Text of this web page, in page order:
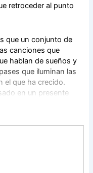
retroceder al punto
que un conjunto de
canciones que
hablan de sueños y
que iluminan las
el que ha crecido.
en un presente
enmudece cuando
buzón, que lo obliga a
sí mismo.
una caja de
Siente que
recuerda a esa